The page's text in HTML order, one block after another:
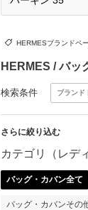
HERMESブランドペ
HERMES / バッ
検索条件 ブランド
さらに絞り込む
カテゴリ（レデ
バッグ・カバン全て
バッグ・カバンその